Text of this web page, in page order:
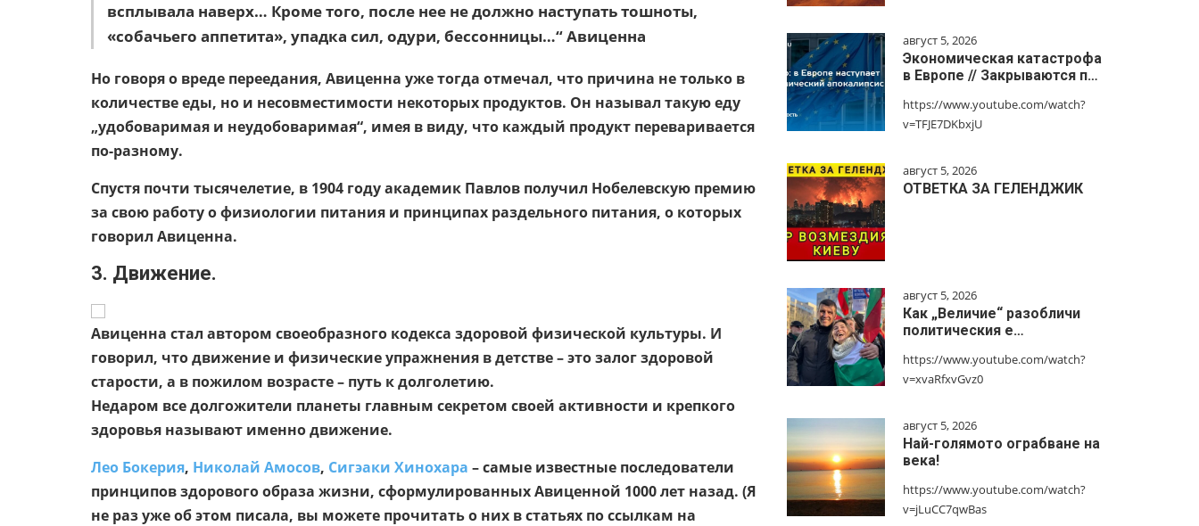
всплывала наверх… Кроме того, после нее не должно наступать тошноты,
«собачьего аппетита», упадка сил, одури, бессонницы…“ Авиценна
Но говоря о вреде переедания, Авиценна уже тогда отмечал, что причина не только в
количестве еды, но и несовместимости некоторых продуктов. Он называл такую еду
„удобоваримая и неудобоваримая“, имея в виду, что каждый продукт переваривается
по-разному.
Спустя почти тысячелетие, в 1904 году академик Павлов получил Нобелевскую премию
за свою работу о физиологии питания и принципах раздельного питания, о которых
говорил Авиценна.
3. Движение.
Авиценна стал автором своеобразного кодекса здоровой физической культуры. И
говорил, что движение и физические упражнения в детстве – это залог здоровой
старости, а в пожилом возрасте – путь к долголетию.
Недаром все долгожители планеты главным секретом своей активности и крепкого
здоровья называют именно движение.
Лео Бокерия, Николай Амосов, Сигэаки Хинохара – самые известные последователи
принципов здорового образа жизни, сформулированных Авиценной 1000 лет назад. (Я
не раз уже об этом писала, вы можете прочитать о них в статьях по ссылкам на
август 5, 2026
Экономическая катастрофа
в Европе // Закрываются п…
https://www.youtube.com/watch?
v=TFJE7DKbxjU
август 5, 2026
ОТВЕТКА ЗА ГЕЛЕНДЖИК
август 5, 2026
Как „Величие“ разобличи
политическия е…
https://www.youtube.com/watch?
v=xvaRfxvGvz0
август 5, 2026
Най-голямото ограбване на
века!
https://www.youtube.com/watch?
v=jLuCC7qwBas